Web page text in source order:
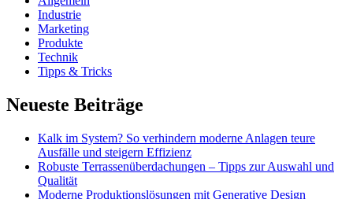
Industrie
Marketing
Produkte
Technik
Tipps & Tricks
Neueste Beiträge
Kalk im System? So verhindern moderne Anlagen teure
Ausfälle und steigern Effizienz
Robuste Terrassenüberdachungen – Tipps zur Auswahl und
Qualität
Moderne Produktionslösungen mit Generative Design